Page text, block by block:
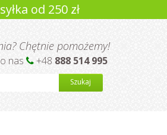
od 250 zł
Chętnie pomożemy!
nas +48 888 514 995
Szukaj